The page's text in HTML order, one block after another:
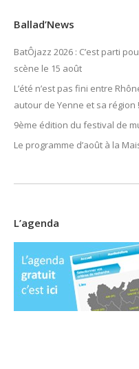
Ballad’News
BatÔjazz 2026 : C’est parti
scène le 15 août
L’été n’est pas fini entre
autour de Yenne et sa région !
9ème édition du festival de
Le programme d’août à la
L’agenda